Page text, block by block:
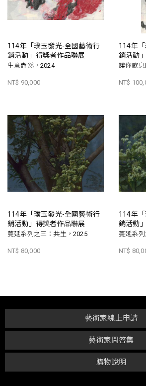
114年「璞玉發光-全國藝術行
銷活動」得獎者作品聯展
生意盎然，2024
NT$ 90,000
114年
銷活動
讓你歇
NT$
114年「璞玉發光-全國藝術行
銷活動」得獎者作品聯展
蔓延系列之三：共生，2025
NT$ 80,000
114年
銷活動
蔓延系
NT$
購物說明
藝術家問答集
藝術家線上申請